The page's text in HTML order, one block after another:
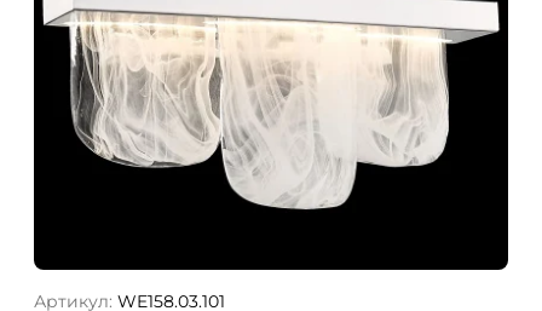
Артикул: WE158.03.101